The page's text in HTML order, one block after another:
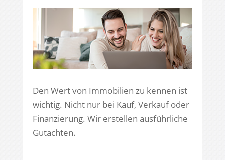
Den Wert von Immobilien zu kennen ist
wichtig. Nicht nur bei Kauf, Verkauf oder
Finanzierung. Wir erstellen ausführliche
Gutachten.